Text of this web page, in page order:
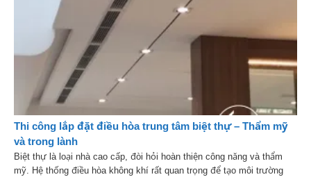
Thi công lắp đặt điều hòa trung tâm biệt thự – Thẩm mỹ
và trong lành
Biệt thự là loại nhà cao cấp, đòi hỏi hoàn thiện công năng và thẩm
mỹ. Hệ thống điều hòa không khí rất quan trọng để tạo môi trường